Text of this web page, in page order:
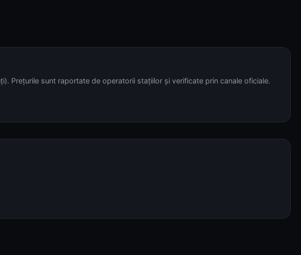
Prețurile sunt raportate de operatorii stațiilor și verificate prin canale oficiale.